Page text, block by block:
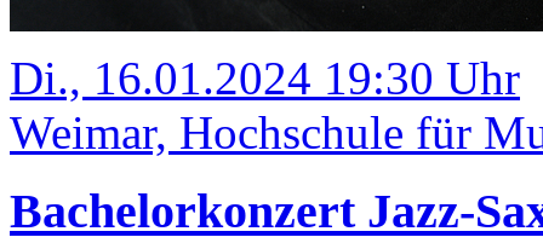
Di., 16.01.2024 19:30 Uhr
Weimar, Hochschule für
Bachelorkonzert Jazz-